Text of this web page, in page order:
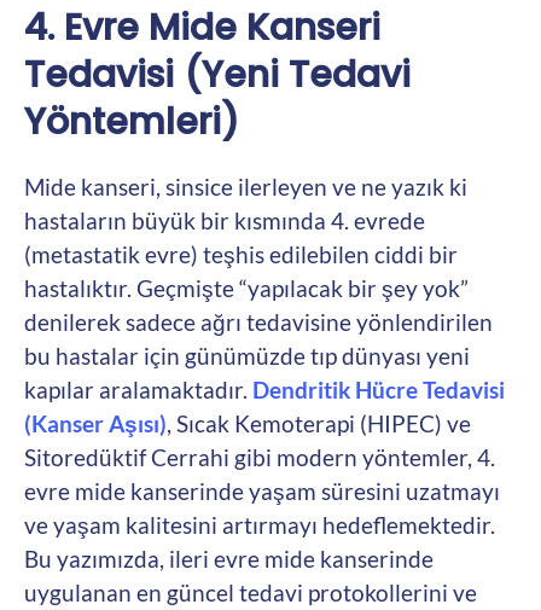
4. Evre Mide Kanseri
Tedavisi (Yeni Tedavi
Yöntemleri)
Mide kanseri, sinsice ilerleyen ve ne yazık ki
hastaların büyük bir kısmında 4. evrede
(metastatik evre) teşhis edilebilen ciddi bir
hastalıktır. Geçmişte “yapılacak bir şey yok”
denilerek sadece ağrı tedavisine yönlendirilen
bu hastalar için günümüzde tıp dünyası yeni
kapılar aralamaktadır. Dendritik Hücre Tedavisi
(Kanser Aşısı) , Sıcak Kemoterapi (HIPEC) ve
Sitoredüktif Cerrahi gibi modern yöntemler, 4.
evre mide kanserinde yaşam süresini uzatmayı
ve yaşam kalitesini artırmayı hedeflemektedir.
Bu yazımızda, ileri evre mide kanserinde
uygulanan en güncel tedavi protokollerini ve